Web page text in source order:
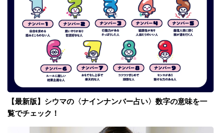
【最新版】シウマの〈ナインナンバー占い〉数字の意味を一
覧でチェック！